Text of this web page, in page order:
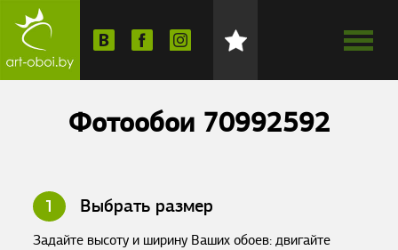
Фотообои 70992592
1 Выбрать размер
Задайте высоту и ширину Ваших обоев: двигайте